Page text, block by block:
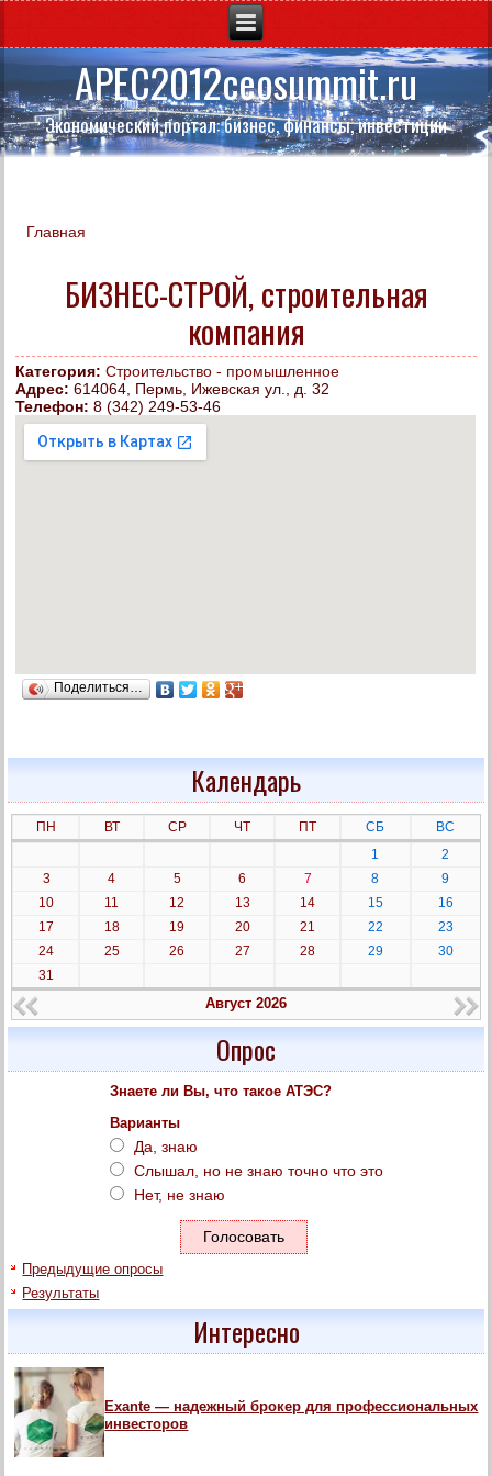
APEC2012ceosummit.ru
Экономический портал: бизнес, финансы, инвестиции
Вы здесь
Главная
БИЗНЕС-СТРОЙ, строительная
компания
Категория:Строительство - промышленное
Адрес:614064, Пермь, Ижевская ул., д. 32
Телефон:8 (342) 249-53-46
Поделиться…
Календарь
ПН ВТ СР ЧТ ПТ СБ
ВС
1
2
3
4 5 6 7 8
9
10
11 12 13 14 15
16
17
18 19 20 21 22
23
24
25 26 27 28 29
30
31
Август 2026
Опрос
Знаете ли Вы, что такое АТЭС?
Варианты
Да, знаю
Слышал, но не знаю точно что это
Нет, не знаю
Предыдущие опросы
Результаты
Интересно
Exante — надежный брокер для профессиональных
инвесторов